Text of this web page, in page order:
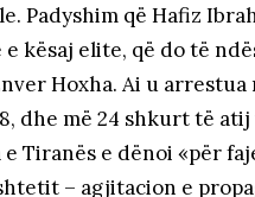
Padyshim që Hafiz
e kësaj elite, që do të
Hoxha. Ai u
dhe më 24 shkurt të
e Tiranës e dënoi «për
– agjitacion e